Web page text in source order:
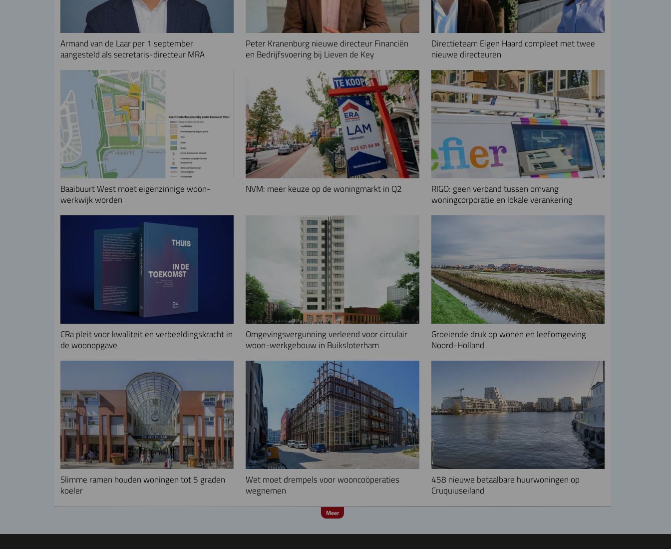
Armand van de Laar per 1 september
aangesteld als secretaris-directeur MRA
Peter Kranenburg nieuwe directeur Financiën
en Bedrijfsvoering bij Lieven de Key
Directieteam Eigen Haard compleet met twee
nieuwe directeuren
Baaibuurt West moet eigenzinnige woon-
werkwijk worden
NVM: meer keuze op de woningmarkt in Q2
RIGO: geen verband tussen omvang
woningcorporatie en lokale verankering
CRa pleit voor kwaliteit en verbeeldingskracht in
de woonopgave
Omgevingsvergunning verleend voor circulair
woon-werkgebouw in Buiksloterham
Groeiende druk op wonen en leefomgeving
Noord-Holland
Slimme ramen houden woningen tot 5 graden
koeler
Wet moet drempels voor wooncoöperaties
wegnemen
458 nieuwe betaalbare huurwoningen op
Cruquiuseiland
Meer